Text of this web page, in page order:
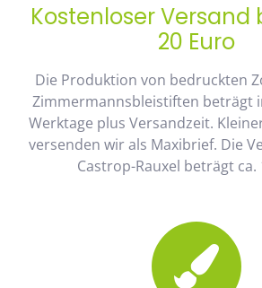
Kostenloser Versand
20 Euro
Die Produktion von bedruckten
Zimmermannsbleistiften beträgt
Werktage plus Versandzeit.
versenden wir als Maxibrief. Die
Castrop-Rauxel beträgt ca.